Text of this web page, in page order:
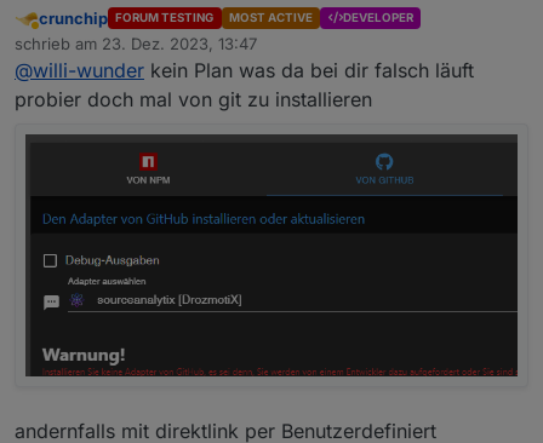
Abwesend
crunchip FORUM TESTING MOST ACTIVE DEVELOPER
schrieb am 23. Dez. 2023, 13:47
zuletzt editiert von
@willi-wunder kein Plan was da bei dir falsch läuft
probier doch mal von git zu installieren
andernfalls mit direktlink per Benutzerdefiniert